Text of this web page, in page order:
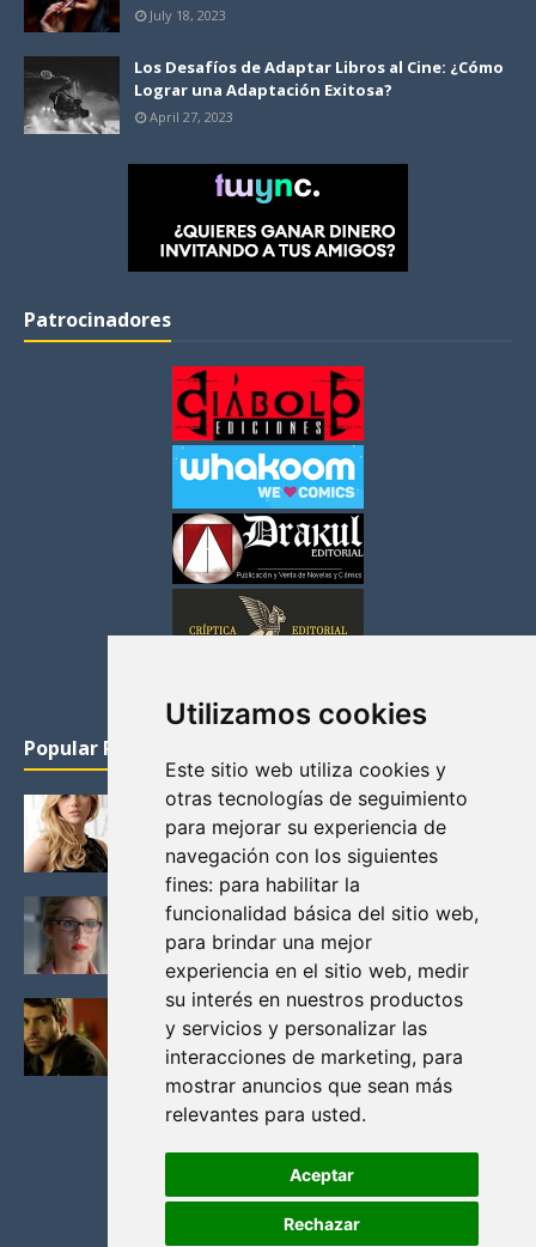
Utilizamos cookies
Este sitio web utiliza cookies y
otras tecnologías de seguimiento
para mejorar su experiencia de
navegación con los siguientes
fines: para habilitar la
funcionalidad básica del sitio web,
para brindar una mejor
experiencia en el sitio web, medir
su interés en nuestros productos
y servicios y personalizar las
interacciones de marketing, para
mostrar anuncios que sean más
relevantes para usted.
Aceptar
Rechazar
July 18, 2023
Los Desafíos de Adaptar Libros al Cine: ¿Cómo
Lograr una Adaptación Exitosa?
April 27, 2023
Patrocinadores
Popular Posts
KATHERYN WINNICK: LA ACTRIZ MAS GUAPA DE
VIKINGOS
Junio 14, 2013
FELICITY (EMILY BETT RICKARDS), LAS FOTOS
MAS BONITAS DE LA ALIADA DE ARROW
Noviembre 30, 2013
BLACK MIRROR: TODA TU HISTORIA. EPISODIO 3.
LA CRITICA
Mayo 17, 2012